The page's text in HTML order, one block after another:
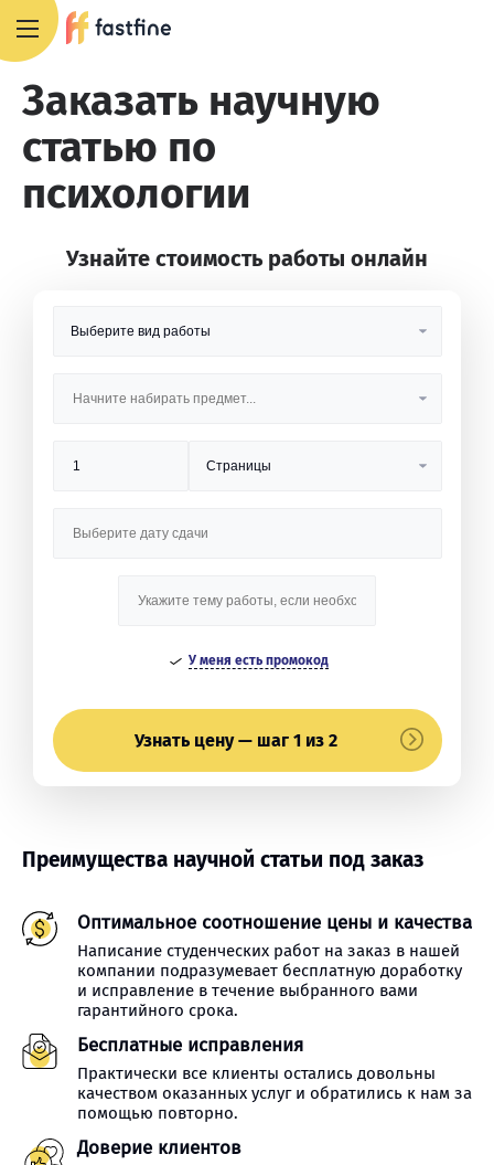
Заказать научную
статью по
психологии
Узнайте стоимость работы онлайн
У меня есть промокод
Узнать цену — шаг 1 из 2
Преимущества научной статьи под заказ
Оптимальное соотношение цены и качества
Написание студенческих работ на заказ в нашей
компании подразумевает бесплатную доработку
и исправление в течение выбранного вами
гарантийного срока.
Бесплатные исправления
Практически все клиенты остались довольны
качеством оказанных услуг и обратились к нам за
помощью повторно.
Доверие клиентов